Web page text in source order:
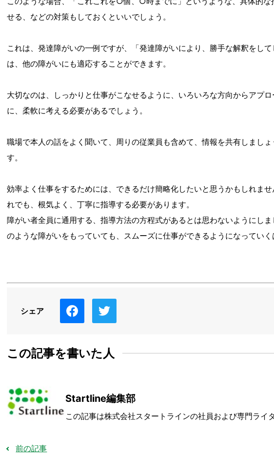
せる、などの対策もしておくといいでしょう。
これは、発達障がいの一例ですが、「発達障がいにより、勝手な解釈をし
は、他の障がいにも適応することができます。
大切なのは、しっかりと仕事がこなせるように、いろいろな方向からアプ
に、柔軟に考える必要があるでしょう。
職場で本人の話をよく聞いて、周りの従業員も含めて、情報を共有しまし
す。
効率よく仕事をするためには、できるだけ簡略化したいと思うかもしれま
れでも、根気よく、丁寧に指導する必要があります。
障がい者全員に通用する、指導方法の方程式があるとは思わないようにし
のような障がいをもっていても、スムーズに仕事ができるようになっていく
シェア
この記事を書いた人
Startline編集部
この記事は株式会社スタートラインの社員および専門ライ
前の記事